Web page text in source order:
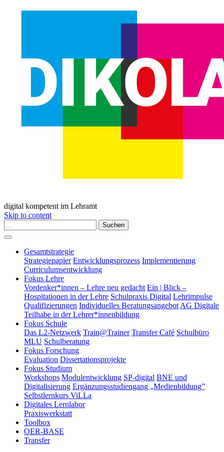
digital kompetent im Lehramt
Skip to content
Suchen
Gesamtstrategie
Strategiepapier Entwicklungsprozess Implementierung
Curriculumsentwicklung
Fokus Lehre
Vordenker*innen – Lehre neu gedacht Ein | Blick –
Hospitationen in der Lehre Schulpraxis Digital Lehrimpulse
Qualifizierungen Individuelles Beratungsangebot AG Digitale
Teilhabe in der Lehrer*innenbildung
Fokus Schule
Das L2-Netzwerk Train@Trainer Transfer Café Schulbüro
MLU Schulberatung
Fokus Forschung
Evaluation Dissertationsprojekte
Fokus Studium
Workshops Modulentwicklung SP-digital BNE und
Digitalisierung Ergänzungsstudiengang „Medienbildung”
Selbstlernkurs ViLLa
Digitales Lernlabor
Praxiswerkstatt
Toolbox
OER-BASE
Transfer